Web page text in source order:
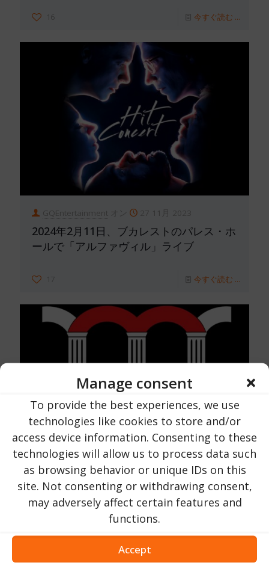
Manage consent
To provide the best experiences, we use
technologies like cookies to store and/or
access device information. Consenting to these
technologies will allow us to process data such
as browsing behavior or unique IDs on this
site. Not consenting or withdrawing consent,
may adversely affect certain features and
functions.
Accept
16 今すぐ読む ...
GQEntertainment 27 11月 2023
2024年2月11日、ブカレストのパレス・ホ
ールで「アルファヴィル」ライブ
17 今すぐ読む ...
Destinatia Anului オン 17 11月 2023
ルーマニア博物館／ブカレストの過去のア
ーカイブ